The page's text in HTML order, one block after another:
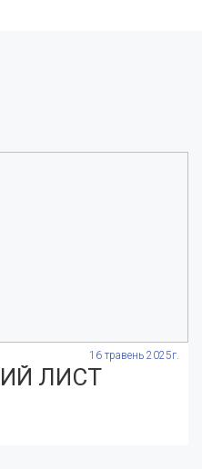
16 травень 2025г.
ЛИСТ